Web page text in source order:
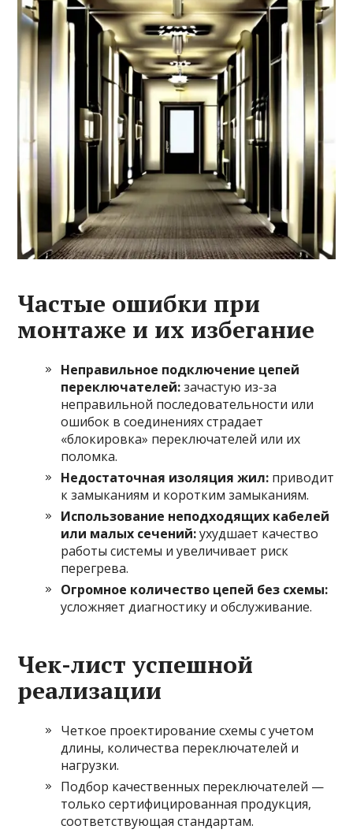
Частые ошибки при
монтаже и их избегание
Неправильное подключение цепей
переключателей:зачастую из-за
неправильной последовательности или
ошибок в соединениях страдает
«блокировка» переключателей или их
поломка.
Недостаточная изоляция жил: приводит
к замыканиям и коротким замыканиям.
Использование неподходящих кабелей
или малых сечений:ухудшает качество
работы системы и увеличивает риск
перегрева.
Огромное количество цепей без схемы:
усложняет диагностику и обслуживание.
Чек-лист успешной
реализации
Четкое проектирование схемы с учетом
длины, количества переключателей и
нагрузки.
Подбор качественных переключателей —
только сертифицированная продукция,
соответствующая стандартам.